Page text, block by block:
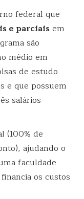
federal que
e parciaisem
são
médio em
de estudo
e que possuem
salários-
(100% de
ajudando o
faculdade
os custos